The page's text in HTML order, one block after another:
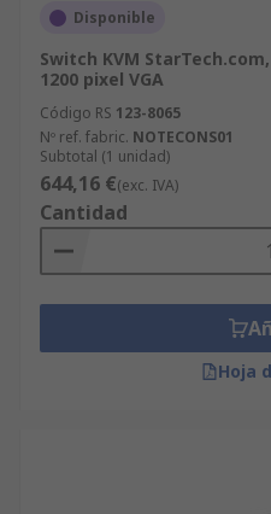
Disponible
Switch KVM
1200 pixel VGA
Código RS 123-8065
Nº ref. fabric. NOTECONS01
Subtotal (1 unidad)
644,16 €(exc. IVA)
Cantidad
Hoja